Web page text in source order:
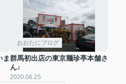
ま
おおたにブログ
群馬初出店の東京麺珍亭本舗さ
ん♪
2020.06.25